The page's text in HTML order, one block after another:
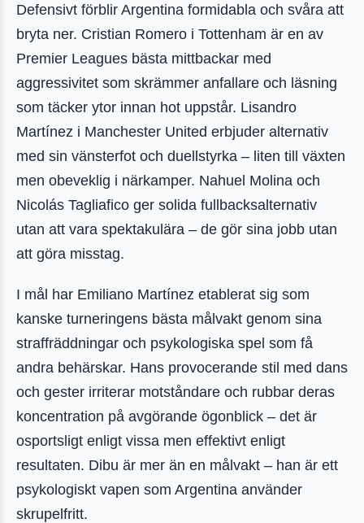
Defensivt förblir Argentina formidabla och svåra att
bryta ner. Cristian Romero i Tottenham är en av
Premier Leagues bästa mittbackar med
aggressivitet som skrämmer anfallare och läsning
som täcker ytor innan hot uppstår. Lisandro
Martínez i Manchester United erbjuder alternativ
med sin vänsterfot och duellstyrka – liten till växten
men obeveklig i närkamper. Nahuel Molina och
Nicolás Tagliafico ger solida fullbacksalternativ
utan att vara spektakulära – de gör sina jobb utan
att göra misstag.
I mål har Emiliano Martínez etablerat sig som
kanske turneringens bästa målvakt genom sina
straffräddningar och psykologiska spel som få
andra behärskar. Hans provocerande stil med dans
och gester irriterar motståndare och rubbar deras
koncentration på avgörande ögonblick – det är
osportsligt enligt vissa men effektivt enligt
resultaten. Dibu är mer än en målvakt – han är ett
psykologiskt vapen som Argentina använder
skrupelfritt.